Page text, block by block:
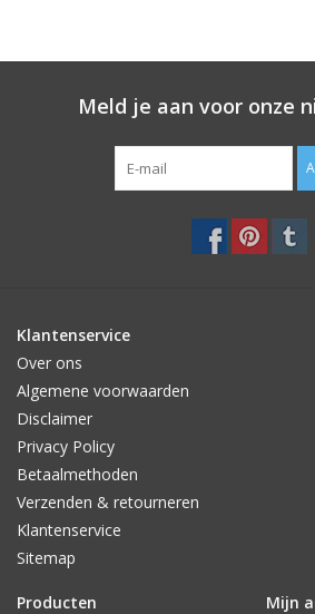
Meld je aan voor onze
Klantenservice
Over ons
Algemene voorwaarden
Disclaimer
Privacy Policy
Betaalmethoden
Verzenden & retourneren
Klantenservice
Sitemap
Producten
Mijn